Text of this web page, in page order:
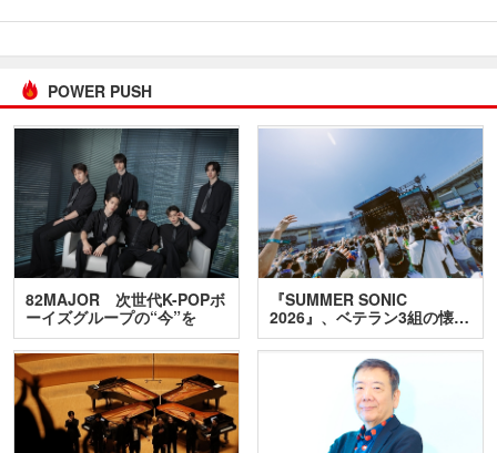
POWER PUSH
82MAJOR 次世代K-POPボ
ーイズグループの“今”を
訊…
『SUMMER SONIC
2026』、ベテラン3組の懐…